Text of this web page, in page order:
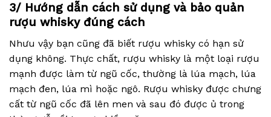
3/ Hướng dẫn cách sử dụng và bảo quản
rượu whisky đúng cách
Nhưu vậy bạn cũng đã biết rượu whisky có hạn sử
dụng không. Thực chất, rượu whisky là một loại rượu
mạnh được làm từ ngũ cốc, thường là lúa mạch, lúa
mạch đen, lúa mì hoặc ngô. Rượu whisky được chưng
cất từ ngũ cốc đã lên men và sau đó được ủ trong